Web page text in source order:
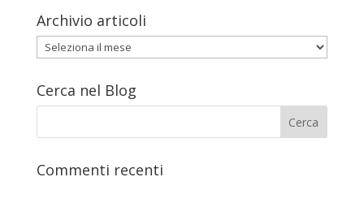
Archivio articoli
Archivio
articoli
Cerca nel Blog
Commenti recenti